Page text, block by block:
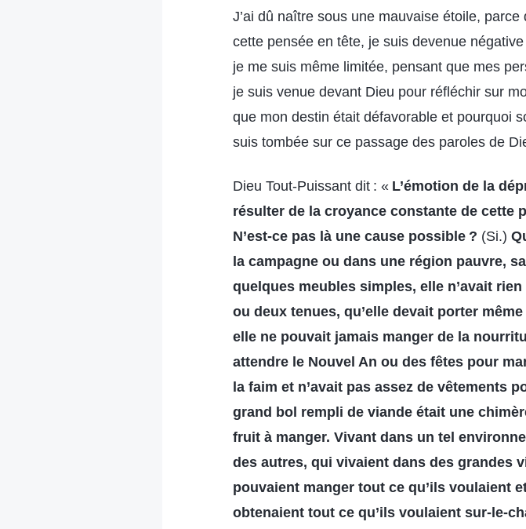
J’ai dû naître sous une mauvaise étoile,
cette pensée en tête, je suis devenue
je me suis même limitée, pensant que mes
je suis venue devant Dieu pour réfléchir sur
que mon destin était défavorable et pourquoi
suis tombée sur ce passage des paroles de
Dieu Tout-Puissant dit : « L’émotion de la
résulter de la croyance constante de cette
N’est-ce pas là une cause possible ? (Si.)
la campagne ou dans une région pauvre,
quelques meubles simples, elle n’avait
ou deux tenues, qu’elle devait porter
elle ne pouvait jamais manger de la
attendre le Nouvel An ou des fêtes pour
la faim et n’avait pas assez de vêtements
grand bol rempli de viande était une
fruit à manger. Vivant dans un tel
des autres, qui vivaient dans des grandes
pouvaient manger tout ce qu’ils voulaient
obtenaient tout ce qu’ils voulaient sur-le-